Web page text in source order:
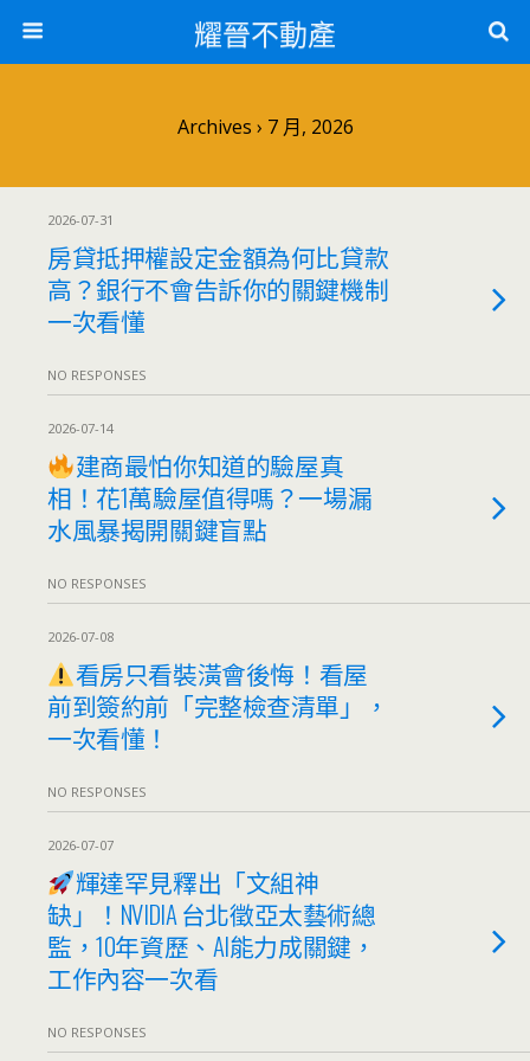
耀晉不動產
Archives › 7 月, 2026
2026-07-31
房貸抵押權設定金額為何比貸款
高？銀行不會告訴你的關鍵機制
一次看懂
NO RESPONSES
2026-07-14
建商最怕你知道的驗屋真
相！花1萬驗屋值得嗎？一場漏
水風暴揭開關鍵盲點
NO RESPONSES
2026-07-08
看房只看裝潢會後悔！看屋
前到簽約前「完整檢查清單」，
一次看懂！
NO RESPONSES
2026-07-07
輝達罕見釋出「文組神
缺」！NVIDIA 台北徵亞太藝術總
監，10年資歷、AI能力成關鍵，
工作內容一次看
NO RESPONSES